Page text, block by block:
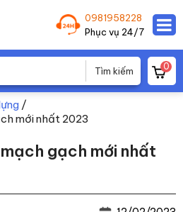
0981958228
Phục vụ 24/7
0
/
mới nhất 2023
gạch mới nhất